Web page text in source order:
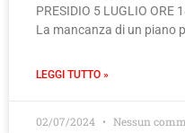
PRESIDIO 5 LUGLIO ORE
La mancanza di un piano
LEGGI TUTTO »
02/07/2024 Nessun